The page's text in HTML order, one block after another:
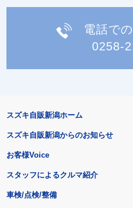
電話で
0258-
スズキ自販新潟ホーム
スズキ自販新潟からのお知らせ
お客様Voice
スタッフによるクルマ紹介
車検/点検/整備